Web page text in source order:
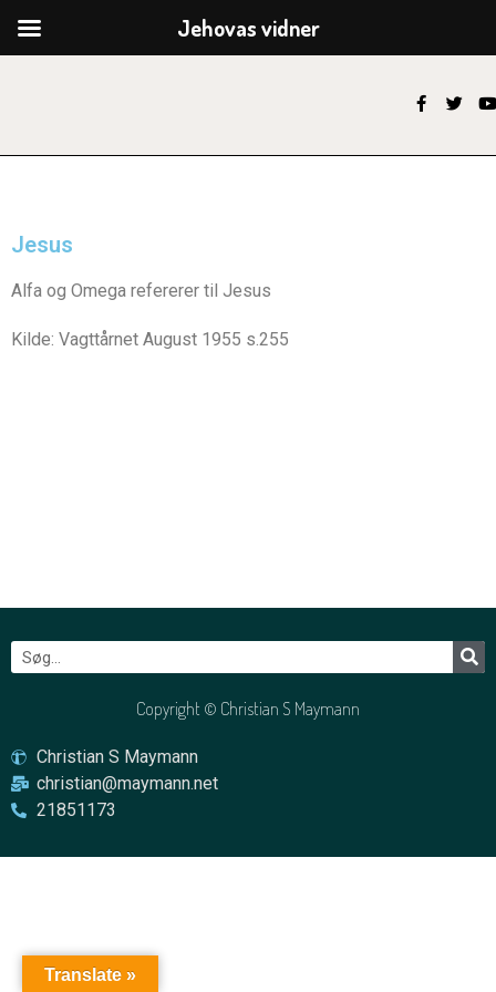
Jesus
Alfa og Omega refererer til Jesus
Kilde: Vagttårnet August 1955 s.255
Christian S Maymann
christian@maymann.net
21851173
Copyright © Christian S Maymann
Translate »
Jehovas vidner